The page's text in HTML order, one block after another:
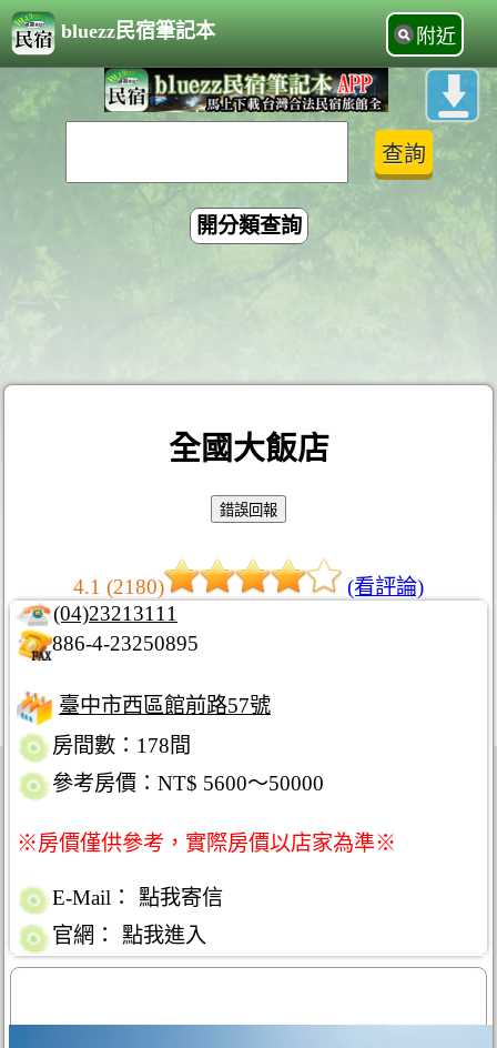
bluezz民宿筆記本 附近
開分類查詢
全國大飯店
4.1 (2180)
(看評論)
(04)23213111
886-4-23250895
臺中市西區館前路57號
房間數：178間
參考房價：NT$ 5600～50000
※房價僅供參考，實際房價以店家為準※
E-Mail：
點我寄信
官網：
點我進入